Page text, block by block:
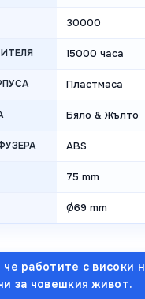
30000
15000 часа
Пластмаса
Бяло & Жълто
ABS
75 mm
Ø69 mm
че работите с високи
за човешкия живот.